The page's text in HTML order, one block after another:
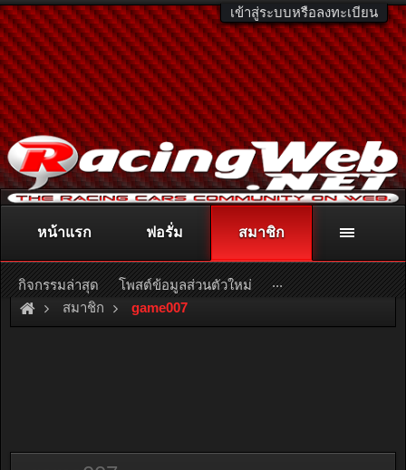
เข้าสู่ระบบหรือลงทะเบียน
ติดต่อลงโฆษณา racingweb@gmail.comหรือโทร. 081-811-1138
หรืออ่านรายละเอียดเพิ่มเติม คลิกที่นี่
สมาชิก game007
หน้าแรก ฟอรั่ม สมาชิก
กิจกรรมล่าสุด โพสต์ข้อมูลส่วนตัวใหม่ ...